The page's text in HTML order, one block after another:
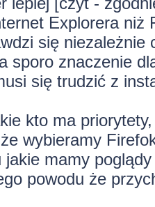
Explorera
się
sporo znaczenie
się trudzić z
kto ma
wybieramy
jakie mamy
powodu że